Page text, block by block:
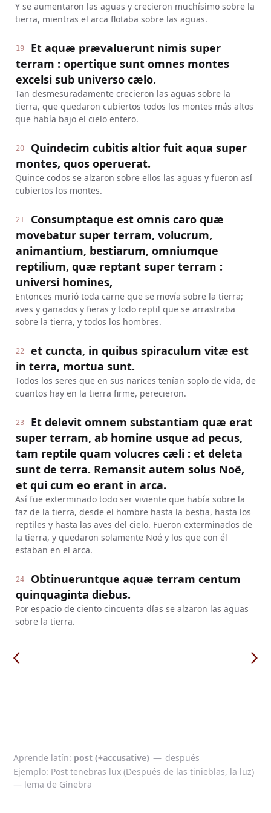
Y se aumentaron las aguas y crecieron muchísimo sobre la
tierra, mientras el arca flotaba sobre las aguas.
19
Et aquæ prævaluerunt nimis super
terram : opertique sunt omnes montes
excelsi sub universo cælo.
Tan desmesuradamente crecieron las aguas sobre la
tierra, que quedaron cubiertos todos los montes más altos
que había bajo el cielo entero.
20
Quindecim cubitis altior fuit aqua super
montes, quos operuerat.
Quince codos se alzaron sobre ellos las aguas y fueron así
cubiertos los montes.
21
Consumptaque est omnis caro quæ
movebatur super terram, volucrum,
animantium, bestiarum, omniumque
reptilium, quæ reptant super terram :
universi homines,
Entonces murió toda carne que se movía sobre la tierra;
aves y ganados y fieras y todo reptil que se arrastraba
sobre la tierra, y todos los hombres.
22
et cuncta, in quibus spiraculum vitæ est
in terra, mortua sunt.
Todos los seres que en sus narices tenían soplo de vida, de
cuantos hay en la tierra firme, perecieron.
23
Et delevit omnem substantiam quæ erat
super terram, ab homine usque ad pecus,
tam reptile quam volucres cæli : et deleta
sunt de terra. Remansit autem solus Noë,
et qui cum eo erant in arca.
Así fue exterminado todo ser viviente que había sobre la
faz de la tierra, desde el hombre hasta la bestia, hasta los
reptiles y hasta las aves del cielo. Fueron exterminados de
la tierra, y quedaron solamente Noé y los que con él
estaban en el arca.
24
Obtinueruntque aquæ terram centum
quinquaginta diebus.
Por espacio de ciento cincuenta días se alzaron las aguas
sobre la tierra.
Aprende latín post (+accusative) — después
Ejemplo: Post tenebras lux (Después de las tinieblas, la luz)
— lema de Ginebra